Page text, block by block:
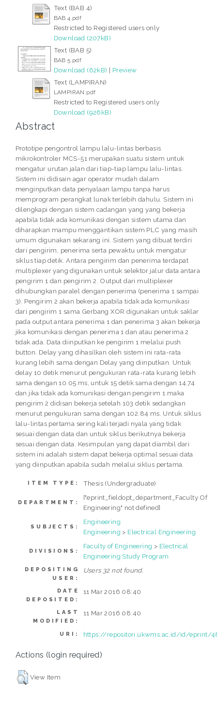
Text (BAB 4)
BAB 4.pdf
Restricted to Registered users only
Download (207kB)
Text (BAB 5)
BAB 5.pdf
Download (62kB) | Preview
Text (LAMPIRAN)
LAMPIRAN.pdf
Restricted to Registered users only
Download (926kB)
Abstract
Prototipe pengontrol lampu lalu-lintas berbasis
mikrokontroler MCS-51 merupakan suatu sistem untuk
mengatur urutan jalan dari tiap-tiap lampu lalu-lintas.
Sistem ini didisain agar operator mudah dalam
menginputkan data penyalaan lampu tanpa harus
memprogram perangkat lunak terlebih dahulu. Sistem ini
dilengkapi dengan sistem cadangan yang yang bekerja
apabila tidak ada komunikasi dengan sistem utama dan
diharapkan mampu menggantikan sistem PLC yang masih
umum digunakan sekarang ini. Sistem yang dibuat terdiri
dari pengirim, penerima serta pewaktu untuk mengatur
siklus tiap detik. Antara pengirim dan penerima terdapat
multiplexer yang digunakan untuk selektor jalur data antara
pengirim 1 dan pengirim 2. Output dari multiplexer
dihubungkan paralel dengan penerima (penerima 1 sampai
3). Pengirim 2 akan bekerja apabila tidak ada komunikasi
dari pengirim 1 sama Gerbang XOR digunakan untuk saklar
pada output antara penerima 1 dan penerima 3 akan bekerja
jika komunikasi dengan penerima 1 dan atau penerima 2
tidak ada. Data diinputkan ke pengirim 1 melalui push
button. Delay yang dihasilkan oleh sistem ini rata-rata
kurang lebih sama dengan Delay yang diinputkan. Untuk
delay 10 detik menurut pengukuran rata-rata kurang lebih
sama dengan 10.05 ms, untuk 15 detik sama dengan 14.74
dan jika tidak ada komunikasi dengan pengirim 1 maka
pengirim 2 didisan bekerja setelah 103 detik sedangkan
menurut pengukuran sama dengan 102.84 ms. Untuk siklus
lalu-lintas pertama sering kali terjadi nyala yang tidak
sesuai dengan data dan untuk siklus berikutnya bekerja
sesuai dengan data. Kesimpulan yang dapat diambil dari
sistem ini adalah sistem dapat bekerja optimal sesuai data
yang diinputkan apabila sudah melalui siklus pertama.
ITEM TYPE: Thesis (Undergraduate)
DEPARTMENT:
["eprint_fieldopt_department_Faculty Of
Engineering" not defined]
SUBJECTS:
Engineering
Engineering > Electrical Engineering
DIVISIONS:
Faculty of Engineering > Electrical
Engineering Study Program
DEPOSITING
USER:
Users 32 not found.
DATE
DEPOSITED:
11 Mar 2016 08:40
LAST
MODIFIED:
11 Mar 2016 08:40
URI: https://repositori.ukwms.ac.id/id/eprint/
Actions (login required)
View Item